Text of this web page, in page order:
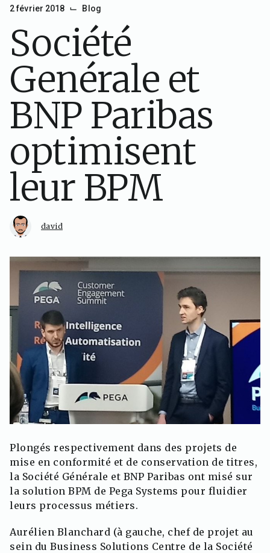
2 février 2018 ⌙ Blog
Société
Genérale et
BNP Paribas
optimisent
leur BPM
david
Plongés respectivement dans des projets de
mise en conformité et de conservation de titres,
la Société Générale et BNP Paribas ont misé sur
la solution BPM de Pega Systems pour fluidier
leurs processus métiers.
Aurélien Blanchard (à gauche, chef de projet au
sein du Business Solutions Centre de la Société